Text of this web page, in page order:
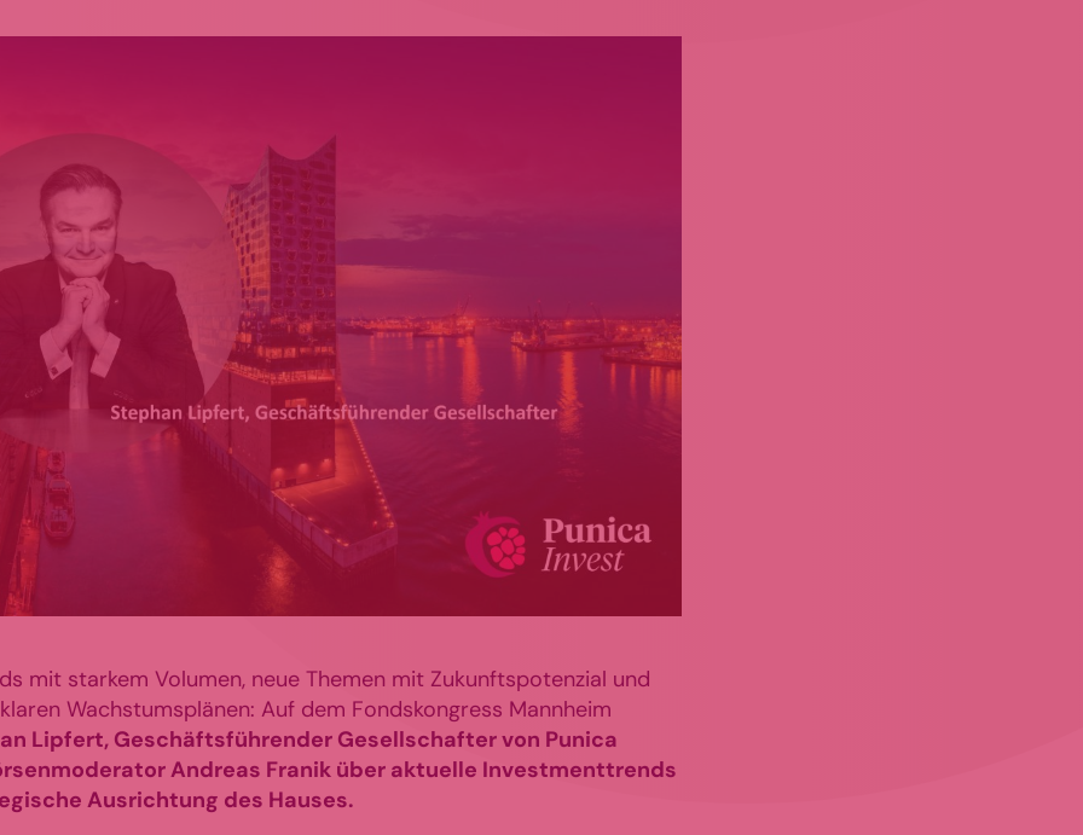
mit starkem Volumen, neue Themen mit Zukunftspotenzial und
Wachstumsplänen: Auf dem Fondskongress Mannheim
Lipfert, Geschäftsführender Gesellschafter von Punica
Andreas Franik über aktuelle Investmenttrends
Ausrichtung des Hauses.